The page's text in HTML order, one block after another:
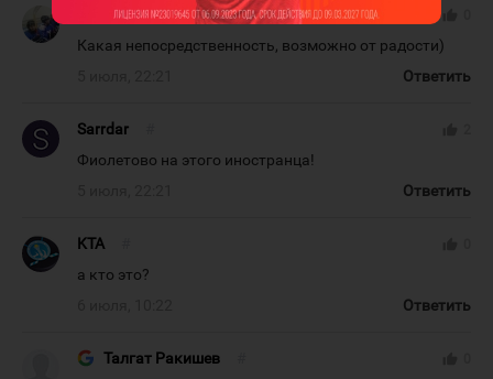
Igorkop2012 #
Какая непосредственность, возможно от радости)
Ответить
Sarrdar
Фиолетово на этого иностранца!
Ответить
KTA
а кто это?
Ответить
Талгат Ракишев